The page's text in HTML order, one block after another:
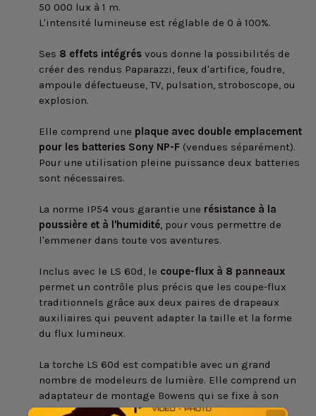
50 000 lux à 1 m.
L'intensité lumineuse est réglable de 0 à 100%.
Ses 8 effets intégrés vous donne la possibilités de
créer des rendus Paparazzi, feux d'artifice, foudre,
ampoule défectueuse, TV, pulsation, stroboscope, ou
explosion.
Elle comprend une plaque avec double emplacement
pour les batteries Sony NP-F (vendues séparément).
Pour une utilisation pleine puissance deux batteries
sont nécessaires.
La norme IP54 vous garantie une résistance à la
poussière et à l'humidité, pour vous permettre de
l'emmener dans toute vos aventures.
Inclus avec le LS 60d, le coupe-flux à 8 panneaux
permet un contrôle plus précis que les coupe-flux
traditionnels grâce aux deux paires de drapeaux
auxiliaires qui peuvent adapter la taille et la forme
du flux lumineux.
La torche LS 60d est compatible avec un grand
nombre de modeleurs de lumière. Elle comprend un
adaptateur de montage Bowens qui se fixe à son
support d'accessoires et lui permet d'utiliser les